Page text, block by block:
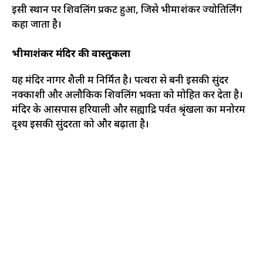
इसी स्थान पर शिवलिंग प्रकट हुआ, जिसे भीमाशंकर ज्योतिर्लिंग
कहा जाता है।
भीमाशंकर मंदिर की वास्तुकला
यह मंदिर नागर शैली में निर्मित है। पत्थरों से बनी इसकी सुंदर
नक्काशी और अलौकिक शिवलिंग भक्तों को मोहित कर देता है।
मंदिर के आसपास हरियाली और सह्याद्रि पर्वत श्रृंखला का मनोरम
दृश्य इसकी सुंदरता को और बढ़ाता है।